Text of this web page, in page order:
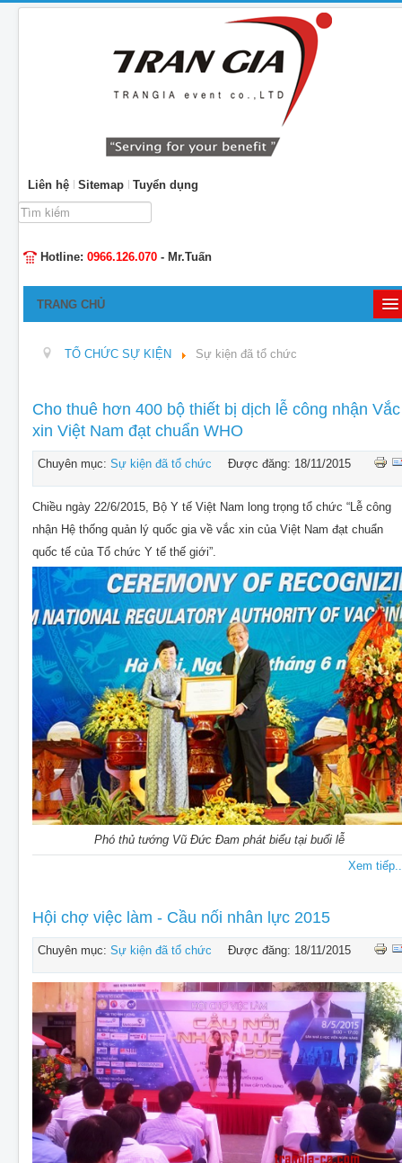
Liên hệ Sitemap
Tuyển dụng
Tìm
kiếm...
Hotline: 0966.126.070 - Mr.Tuấn
TRANG CHỦ
CHO THUÊ THIẾT BỊ SỰ KIỆN
THIẾT KẾ
THI CÔNG - LẮP ĐẶT THIẾT BỊ
TỔ CHỨC SỰ KIỆN Sự kiện đã tổ chức
Cho thuê hơn 400 bộ thiết bị dịch lễ công nhận Vắc
xin Việt Nam đạt chuẩn WHO
Chuyên mục: Sự kiện đã tổ chức Được đăng: 18/11/2015
Chiều ngày 22/6/2015, Bộ Y tế Việt Nam long trọng tổ chức “Lễ công
nhận Hệ thống quản lý quốc gia về vắc xin của Việt Nam đạt chuẩn
quốc tế của Tổ chức Y tế thế giới”.
Phó thủ tướng Vũ Đức Đam phát biểu tại buổi lễ
Xem
Hội chợ việc làm - Cầu nối nhân lực 2015
Chuyên mục: Sự kiện đã tổ chức Được đăng: 18/11/2015